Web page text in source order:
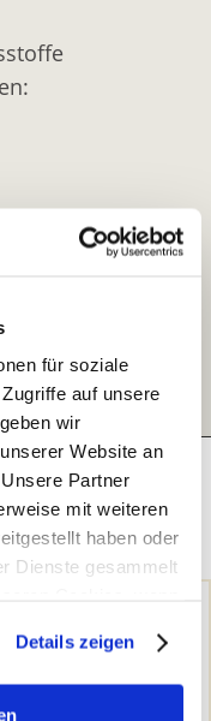
für soziale
auf unsere
wir
Website an
Partner
mit weiteren
haben oder
Dienste gesammelt
mehr
können
Details zeigen
eingeben